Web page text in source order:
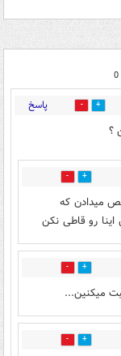
44 پاسخ
؟
3
میدادن که
رو قاطی نکن
2
میکنین...
0